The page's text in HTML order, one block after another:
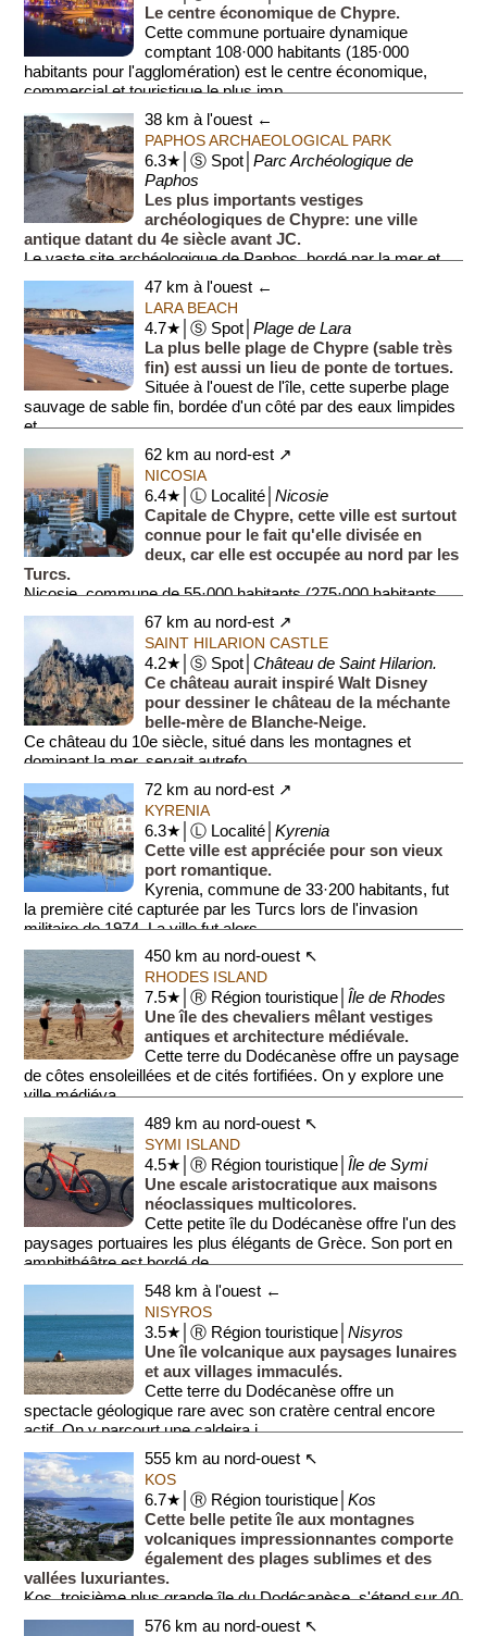
Le centre économique de Chypre.
Cette commune portuaire dynamique
comptant 108·000 habitants (185·000
habitants pour l'agglomération) est le centre économique,
commercial et touristique le plus imp...
38 km à l'ouest ←
PAPHOS ARCHAEOLOGICAL PARK
6.3★│Ⓢ Spot│Parc Archéologique de
Paphos
Les plus importants vestiges
archéologiques de Chypre: une ville
antique datant du 4e siècle avant JC.
Le vaste site archéologique de Paphos, bordé par la mer et
cerné par la station balnéaire mod...
47 km à l'ouest ←
LARA BEACH
4.7★│Ⓢ Spot│Plage de Lara
La plus belle plage de Chypre (sable très
fin) est aussi un lieu de ponte de tortues.
Située à l'ouest de l'île, cette superbe plage
sauvage de sable fin, bordée d'un côté par des eaux limpides
et ...
62 km au nord-est ↗
NICOSIA
6.4★│Ⓛ Localité│Nicosie
Capitale de Chypre, cette ville est surtout
connue pour le fait qu'elle divisée en
deux, car elle est occupée au nord par les
Turcs.
Nicosie, commune de 55·000 habitants (275·000 habitants
pour l'...
67 km au nord-est ↗
SAINT HILARION CASTLE
4.2★│Ⓢ Spot│Château de Saint Hilarion.
Ce château aurait inspiré Walt Disney
pour dessiner le château de la méchante
belle-mère de Blanche-Neige.
Ce château du 10e siècle, situé dans les montagnes et
dominant la mer, servait autrefo...
72 km au nord-est ↗
KYRENIA
6.3★│Ⓛ Localité│Kyrenia
Cette ville est appréciée pour son vieux
port romantique.
Kyrenia, commune de 33·200 habitants, fut
la première cité capturée par les Turcs lors de l'invasion
militaire de 1974. La ville fut alors...
450 km au nord-ouest ↖
RHODES ISLAND
7.5★│Ⓡ Région touristique│Île de Rhodes
Une île des chevaliers mêlant vestiges
antiques et architecture médiévale.
Cette terre du Dodécanèse offre un paysage
de côtes ensoleillées et de cités fortifiées. On y explore une
ville médiéva...
489 km au nord-ouest ↖
SYMI ISLAND
4.5★│Ⓡ Région touristique│Île de Symi
Une escale aristocratique aux maisons
néoclassiques multicolores.
Cette petite île du Dodécanèse offre l'un des
paysages portuaires les plus élégants de Grèce. Son port en
amphithéâtre est bordé de...
548 km à l'ouest ←
NISYROS
3.5★│Ⓡ Région touristique│Nisyros
Une île volcanique aux paysages lunaires
et aux villages immaculés.
Cette terre du Dodécanèse offre un
spectacle géologique rare avec son cratère central encore
actif. On y parcourt une caldeira i...
555 km au nord-ouest ↖
KOS
6.7★│Ⓡ Région touristique│Kos
Cette belle petite île aux montagnes
volcaniques impressionnantes comporte
également des plages sublimes et des
vallées luxuriantes.
Kos, troisième plus grande île du Dodécanèse, s'étend sur 40
k...
576 km au nord-ouest ↖